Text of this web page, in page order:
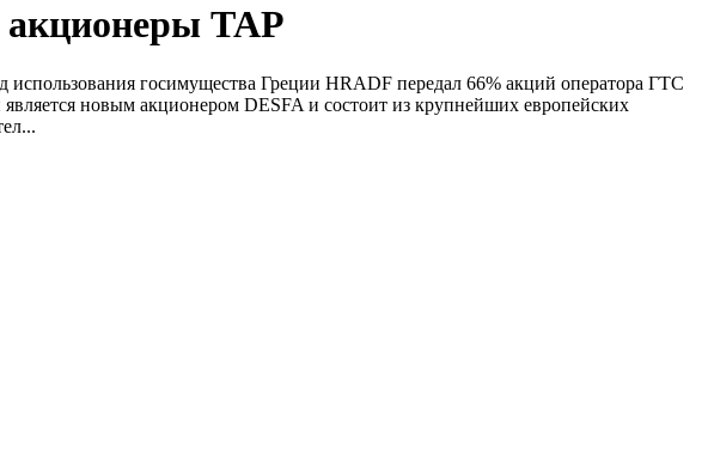
акционеры ТАР
использования госимущества Греции HRADF передал 66% акций оператора ГТС
новым акционером DESFA и состоит из крупнейших европейских